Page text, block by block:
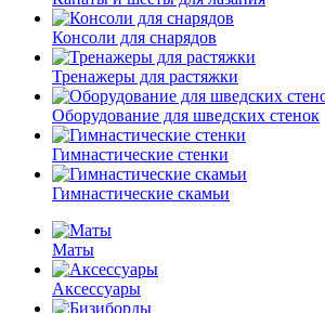
Консоли для снарядов
Тренажеры для растяжки
Оборудование для шведских стенок
Гимнастические стенки
Гимнастические скамьи
Маты
Аксессуары